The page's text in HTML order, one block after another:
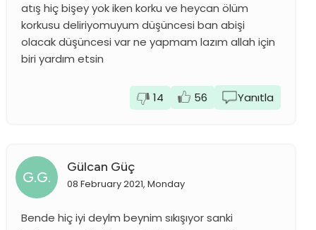
atış hiç bişey yok iken korku ve heycan ölüm
korkusu deliriyomuyum düşüncesi ban abişi
olacak düşüncesi var ne yapmam lazım allah için
biri yardım etsin
14 56 Yanıtla
G.G.
Gülcan Güç
08 February 2021, Monday
Bende hiç iyi deylm beynim sıkışıyor sanki